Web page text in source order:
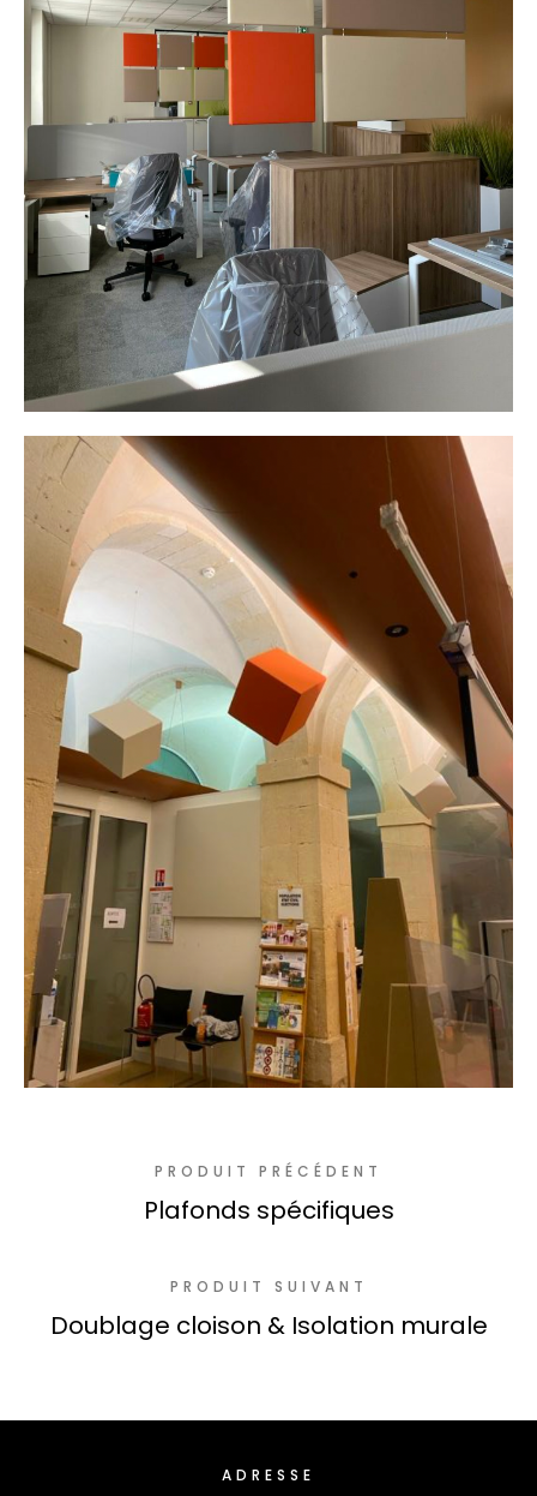
PRODUIT PRÉCÉDENT
Plafonds spécifiques
PRODUIT SUIVANT
Doublage cloison & Isolation murale
ADRESSE